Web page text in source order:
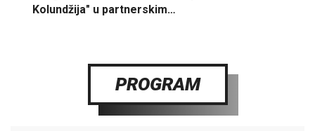
Kolundžija" u partnerskim…
PROGRAM